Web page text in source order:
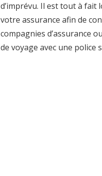
d’imprévu. Il est tout à fait
votre assurance afin de
compagnies d’assurance
de voyage avec une police